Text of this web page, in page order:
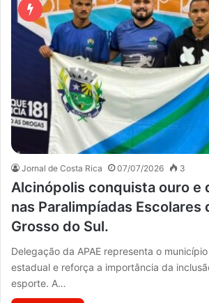
Jornal de Costa Rica 07/07/2026 3
Alcinópolis conquista ouro e
nas Paralimpíadas Escolares
Grosso do Sul.
Delegação da APAE representa o
estadual e reforça a importância da
esporte. A…